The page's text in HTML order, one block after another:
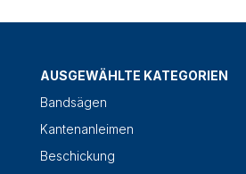
AUSGEWÄHLTE KATEGORIEN
Bandsägen
Kantenanleimen
Beschickung